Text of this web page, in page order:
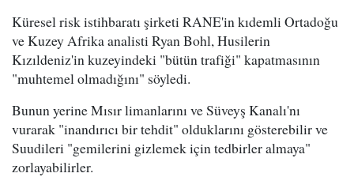
Küresel risk istihbaratı şirketi RANE'in kıdemli Ortadoğu
ve Kuzey Afrika analisti Ryan Bohl, Husilerin
Kızıldeniz'in kuzeyindeki "bütün trafiği" kapatmasının
"muhtemel olmadığını" söyledi.
Bunun yerine Mısır limanlarını ve Süveyş Kanalı'nı
vurarak "inandırıcı bir tehdit" olduklarını gösterebilir ve
Suudileri "gemilerini gizlemek için tedbirler almaya"
zorlayabilirler.